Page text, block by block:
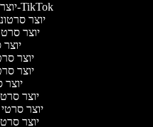
יוצר סרטונים ל-TikTok
יוצר
יוצר
יוצר
יוצר
יוצר
יוצר
יוצר סרטי
יוצר